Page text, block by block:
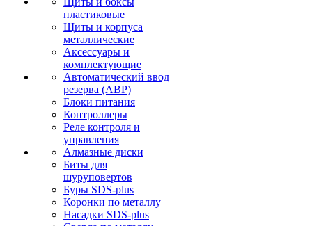
пластиковые
Щиты и корпуса
металлические
Аксессуары и
комплектующие
Автоматический ввод
резерва (АВР)
Блоки питания
Контроллеры
Реле контроля и
управления
Алмазные диски
Биты для
шуруповертов
Буры SDS-plus
Коронки по металлу
Насадки SDS-plus